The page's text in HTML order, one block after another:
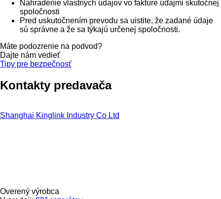
Nahradenie vlastných údajov vo faktúre údajmi skutočnej
spoločnosti
Pred uskutočnením prevodu sa uistite, že zadané údaje
sú správne a že sa týkajú určenej spoločnosti.
Máte podozrenie na podvod?
Dajte nám vedieť
Tipy pre bezpečnosť
Kontakty predavača
Shanghai Kinglink Industry Co Ltd
Overený výrobca